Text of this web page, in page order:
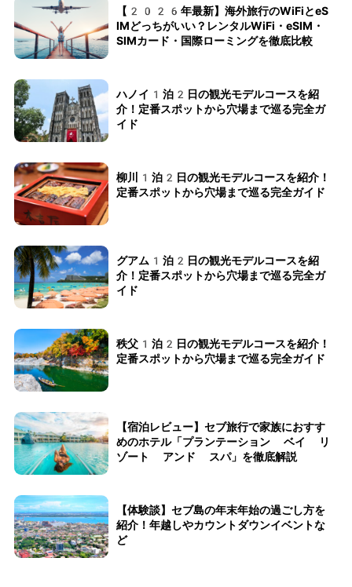
【2026年最新】海外旅行のWiFiとeS
IMどっちがいい？レンタルWiFi・eSIM・
SIMカード・国際ローミングを徹底比較
ハノイ1泊2日の観光モデルコースを紹
介！定番スポットから穴場まで巡る完全ガ
イド
柳川1泊2日の観光モデルコースを紹介！
定番スポットから穴場まで巡る完全ガイド
グアム1泊2日の観光モデルコースを紹
介！定番スポットから穴場まで巡る完全ガ
イド
秩父1泊2日の観光モデルコースを紹介！
定番スポットから穴場まで巡る完全ガイド
【宿泊レビュー】セブ旅行で家族におすす
めのホテル「プランテーション ベイ リ
ゾート アンド スパ」を徹底解説
【体験談】セブ島の年末年始の過ごし方を
紹介！年越しやカウントダウンイベントな
ど